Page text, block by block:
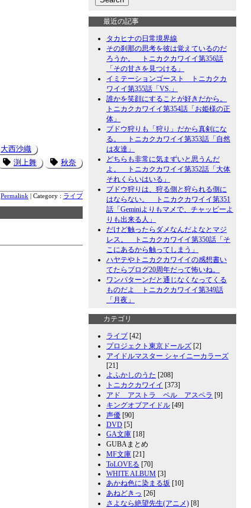
大西沙織
渕上舞
秋奈
Permalink | Category : ライブ
最近の記事
タカヒナの日常境界線
その刹那の思考を彼は覚えているのだ
ろうか。 トニカクカワイイ第356話
「その甘さを見つける」
イミテーションゴースト トニカクカ
ワイイ第355話「VS.」
誰かを笑顔にすることが好きだから。
トニカクカワイイ第354話「お姫様の正
体」
ブドウ狩りも「狩り」だから真剣にな
る。 トニカクカワイイ第353話「自然
は友達」
どちらも非常に気まずいと思うんだ
よ。 トニカクカワイイ第352話「大体
それくらいはいる」
ブドウ狩りは、狩る側と狩られる側に
はならない。 トニカクカワイイ第351
話「Geminiよりもマメで、チャッピーよ
りも出来る人」
だけど触ったらダメなんだよなとマジ
レス。 トニカクカワイイ第350話「そ
こにあるから触ってしまう」
ハヤテやトニカクカワイイの感想書い
てたらブログ20周年だって怖いね。
ワンパターンだと通じなくなってくる
ものだよ トニカクカワイイ第349話
「月夜」
カテゴリ
ライブ [42]
プロジェクト東京ドールズ [2]
アイドルマスター シャイニーカラーズ
[21]
よふかしのうた [208]
トニカクカワイイ [373]
アド アストラ ペル アスペラ [9]
キングオブアイドル [49]
声優 [90]
DVD [5]
GA文庫 [18]
GUBAまとめ
MF文庫 [21]
ToLOVEる [70]
WHITE ALBUM [3]
あかね色に染まる坂 [10]
あねどきっ [26]
さよなら絶望先生(アニメ) [8]